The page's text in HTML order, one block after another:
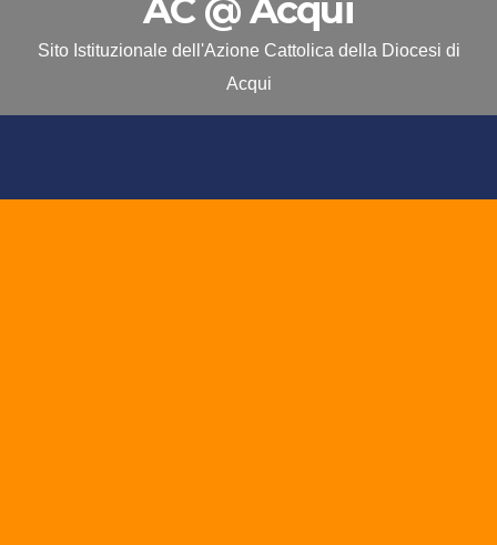
AC @ Acqui
Sito Istituzionale dell'Azione Cattolica della Diocesi di
Acqui